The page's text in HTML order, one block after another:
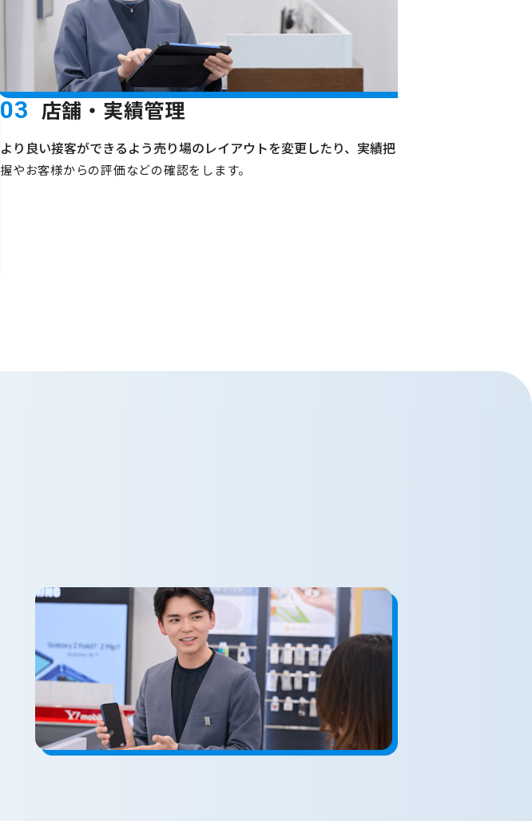
03 店舗・実績管理
より良い接客ができるよう売り場のレイアウトを変更したり、実績把
握やお客様からの評価などの確認をします。